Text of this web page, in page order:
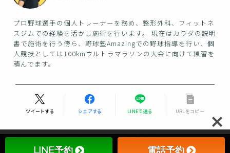
プロ野球選手の個人トレーナーを務め、整形外科、フィットネ
スジムでの経験を活かし施術を行います。 現在はカラダの説明
書で施術を行う傍ら、野球塾Amazingでの野球指導を行い、個
人競技としては100kmウルトラマラソンの大会に向けて練習を
積んでます。
ツイートする シェアする LINEで送る URLをコピー
LINE予約 電話予約